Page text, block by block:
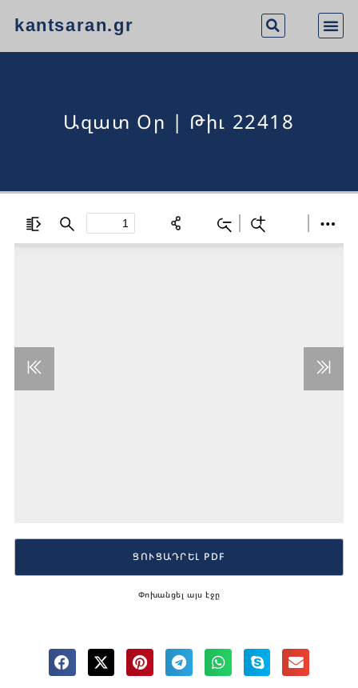
kantsaran.gr
Ազատ Օր | Թիւ 22418
Փոխանցել այս էջը
ՑՈՒՑԱԴՐԵԼ PDF